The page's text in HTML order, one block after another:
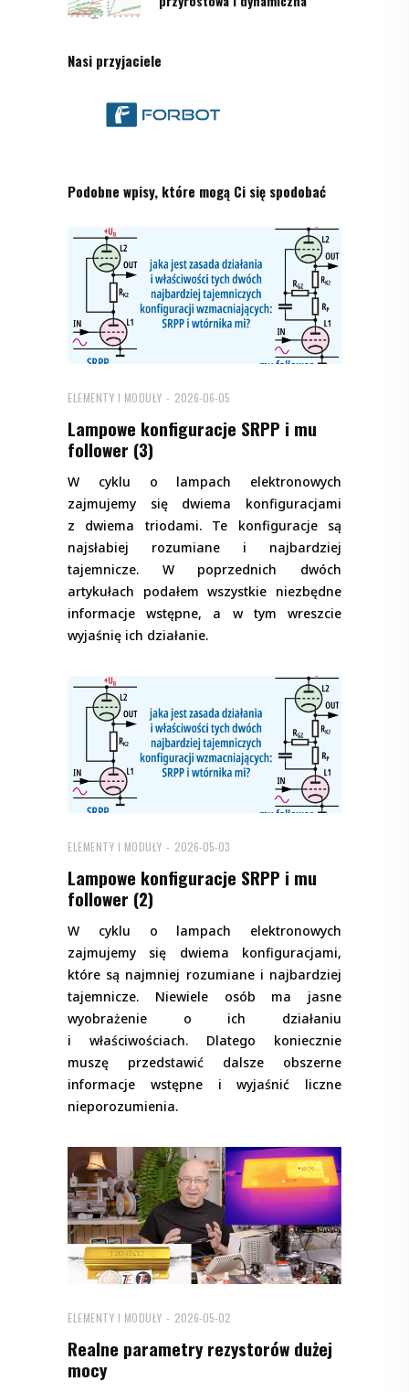
Nasi przyjaciele
Podobne wpisy, które mogą Ci się spodobać
ELEMENTY I MODUŁY 2026-06-05
Lampowe konfiguracje SRPP i mu
follower (3)
W cyklu o lampach elektronowych
zajmujemy się dwiema konfiguracjami
z dwiema triodami. Te konfiguracje są
najsłabiej rozumiane i najbardziej
tajemnicze. W poprzednich dwóch
artykułach podałem wszystkie niezbędne
informacje wstępne, a w tym wreszcie
wyjaśnię ich działanie.
ELEMENTY I MODUŁY 2026-05-03
Lampowe konfiguracje SRPP i mu
follower (2)
W cyklu o lampach elektronowych
zajmujemy się dwiema konfiguracjami,
które są najmniej rozumiane i najbardziej
tajemnicze. Niewiele osób ma jasne
wyobrażenie o ich działaniu
i właściwościach. Dlatego koniecznie
muszę przedstawić dalsze obszerne
informacje wstępne i wyjaśnić liczne
nieporozumienia.
ELEMENTY I MODUŁY 2026-05-02
Realne parametry rezystorów dużej
mocy